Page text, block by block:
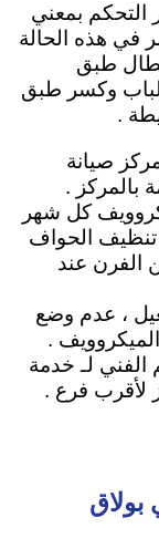
التحكم بمعني
في هذه الحالة
طبق
وكسر طبق
.
صيانة
بالمركز .
كل شهر
الحواف
الفرن عند
، عدم وضع
.
لـ خدمة
لأقرب فرع .
بولاق